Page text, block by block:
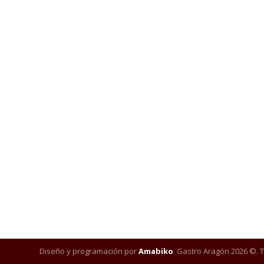
Diseño y programación porAmabiko. Gastro Aragón 2026 ©.